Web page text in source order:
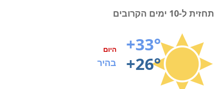
תחזית ל-10 ימים הקרובים
+33°
+26°
היום
בהיר